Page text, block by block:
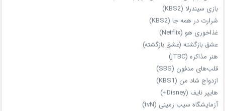
بازی سیندرلا (KBS2)
شرارت در همه‌ جا (KBS2)
غذاخوری هو (Netflix)
عشق بازگشته (عشق بازگشته)
هنر مذاکره (jTBC)
قلب‌های مدفون (SBS)
ازدواج شاد من (KBS1)
هایپر نایف (Disney+)
آزمایشگاه سیب‌ زمینی (tvN)